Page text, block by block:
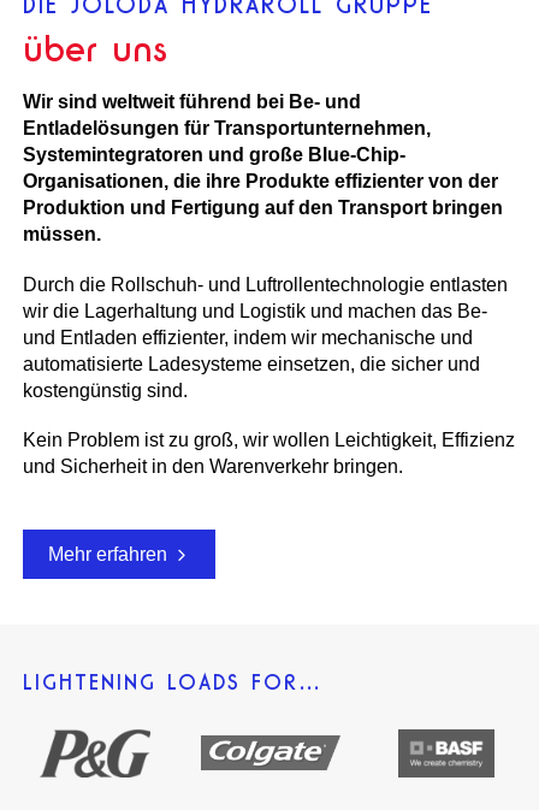
über uns
Wir sind weltweit führend bei Be- und
Entladelösungen für Transportunternehmen,
Systemintegratoren und große Blue-Chip-
Organisationen, die ihre Produkte effizienter von der
Produktion und Fertigung auf den Transport bringen
müssen.
Durch die Rollschuh- und Luftrollentechnologie entlasten
wir die Lagerhaltung und Logistik und machen das Be-
und Entladen effizienter, indem wir mechanische und
automatisierte Ladesysteme einsetzen, die sicher und
kostengünstig sind.
Kein Problem ist zu groß, wir wollen Leichtigkeit, Effizienz
und Sicherheit in den Warenverkehr bringen.
Mehr erfahren
LIGHTENING LOADS FOR…